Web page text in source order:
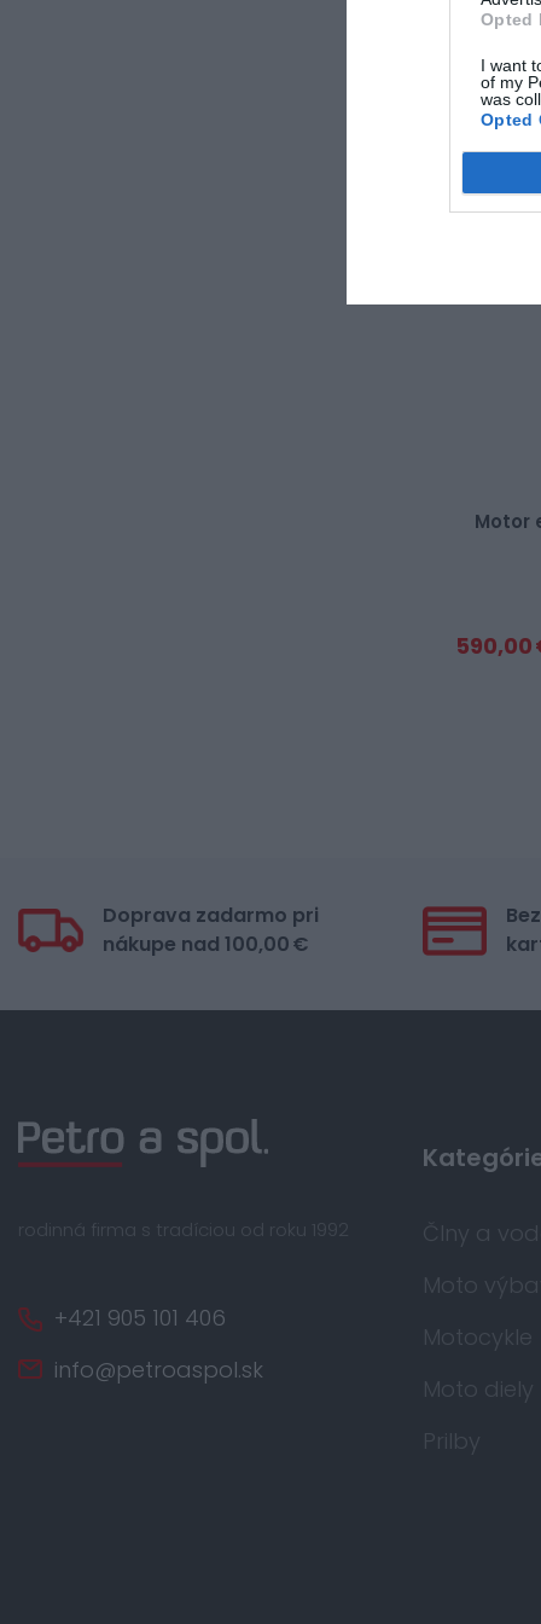
Opted
I want
of my
was
Opted
Motor
590,00
Doprava zadarmo pri
nákupe nad 100,00 €
rodinná firma s tradíciou od roku 1992
+421 905 101 406
info@petroaspol.sk
Člny a
Moto
Motocykle
Moto diely
Prilby